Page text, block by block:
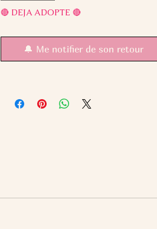
🔴 DEJA ADOPTE 🔴
🔔 Me notifier de son retour